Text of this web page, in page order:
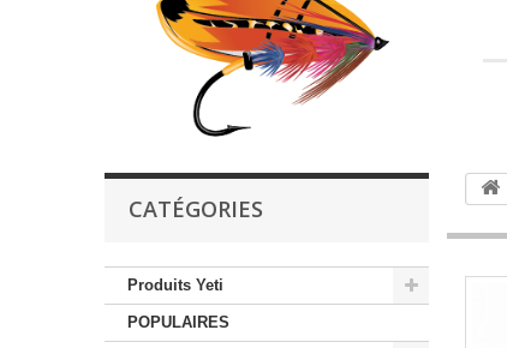
CATÉGORIES
Produits Yeti
POPULAIRES